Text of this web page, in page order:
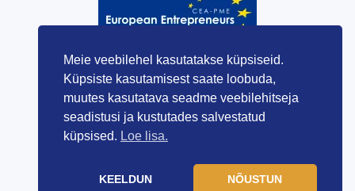
Meie veebilehel kasutatakse küpsiseid.
Küpsiste kasutamisest saate loobuda,
muutes kasutatava seadme veebilehitseja
seadistusi ja kustutades salvestatud
küpsised. Loe lisa.
KEELDUN NÕUSTUN